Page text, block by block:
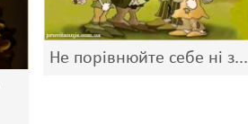
Не порівнюйте себе ні з...